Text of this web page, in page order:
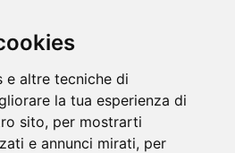
e altre tecniche di
la tua esperienza di
sito, per mostrarti
e annunci mirati, per